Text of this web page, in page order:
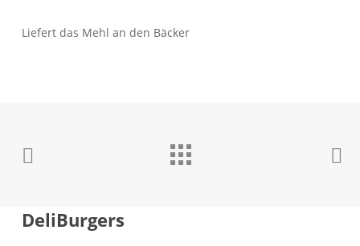
Liefert das Mehl an den Bäcker
DeliBurgers